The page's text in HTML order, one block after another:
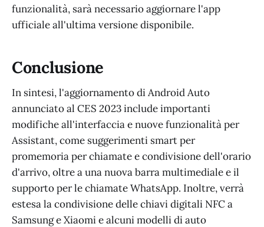
funzionalità, sarà necessario aggiornare l'app
ufficiale all'ultima versione disponibile.
Conclusione
In sintesi, l'aggiornamento di Android Auto
annunciato al CES 2023 include importanti
modifiche all'interfaccia e nuove funzionalità per
Assistant, come suggerimenti smart per
promemoria per chiamate e condivisione dell'orario
d'arrivo, oltre a una nuova barra multimediale e il
supporto per le chiamate WhatsApp. Inoltre, verrà
estesa la condivisione delle chiavi digitali NFC a
Samsung e Xiaomi e alcuni modelli di auto